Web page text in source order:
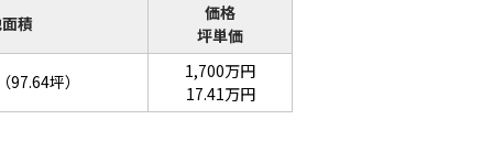
積
価格
坪単価
97.64坪）
1,700万円
17.41万円